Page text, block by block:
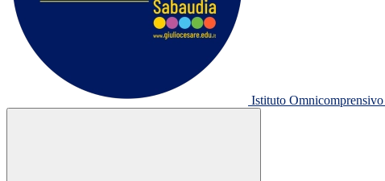
Istituto Omnicomprensivo